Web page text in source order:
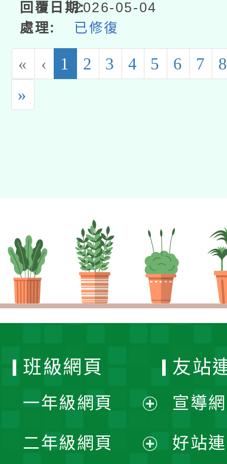
2026-05-04
已修復
« ‹ 1 (current)
2 3 4 5 6 7
»
班級網頁
一年級網頁
開
二年級網頁
友站
宣導
好站